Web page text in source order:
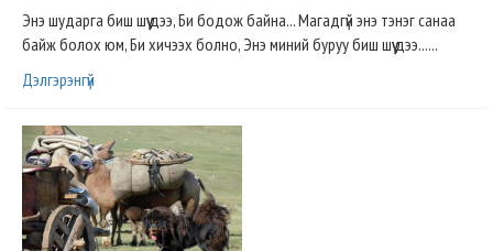
Энэ шударга биш шүү дээ, Би бодож байна... Магадгүй энэ тэнэг санаа
байж болох юм, Би хичээх болно, Энэ миний буруу биш шүү дээ......
Дэлгэрэнгүй